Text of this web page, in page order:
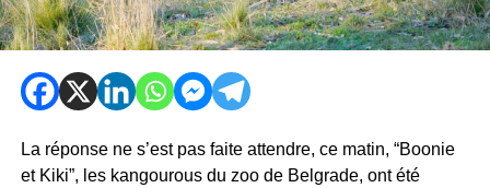
La réponse ne s’est pas faite attendre, ce matin, “Boonie
et Kiki”, les kangourous du zoo de Belgrade, ont été